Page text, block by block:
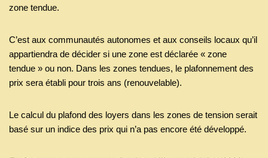
zone tendue.
C’est aux communautés autonomes et aux conseils locaux qu’il
appartiendra de décider si une zone est déclarée « zone
tendue » ou non. Dans les zones tendues, le plafonnement des
prix sera établi pour trois ans (renouvelable).
Le calcul du plafond des loyers dans les zones de tension serait
basé sur un indice des prix qui n’a pas encore été développé.